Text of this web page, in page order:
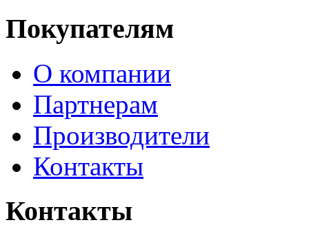
Покупателям
О компании
Партнерам
Производители
Контакты
Контакты